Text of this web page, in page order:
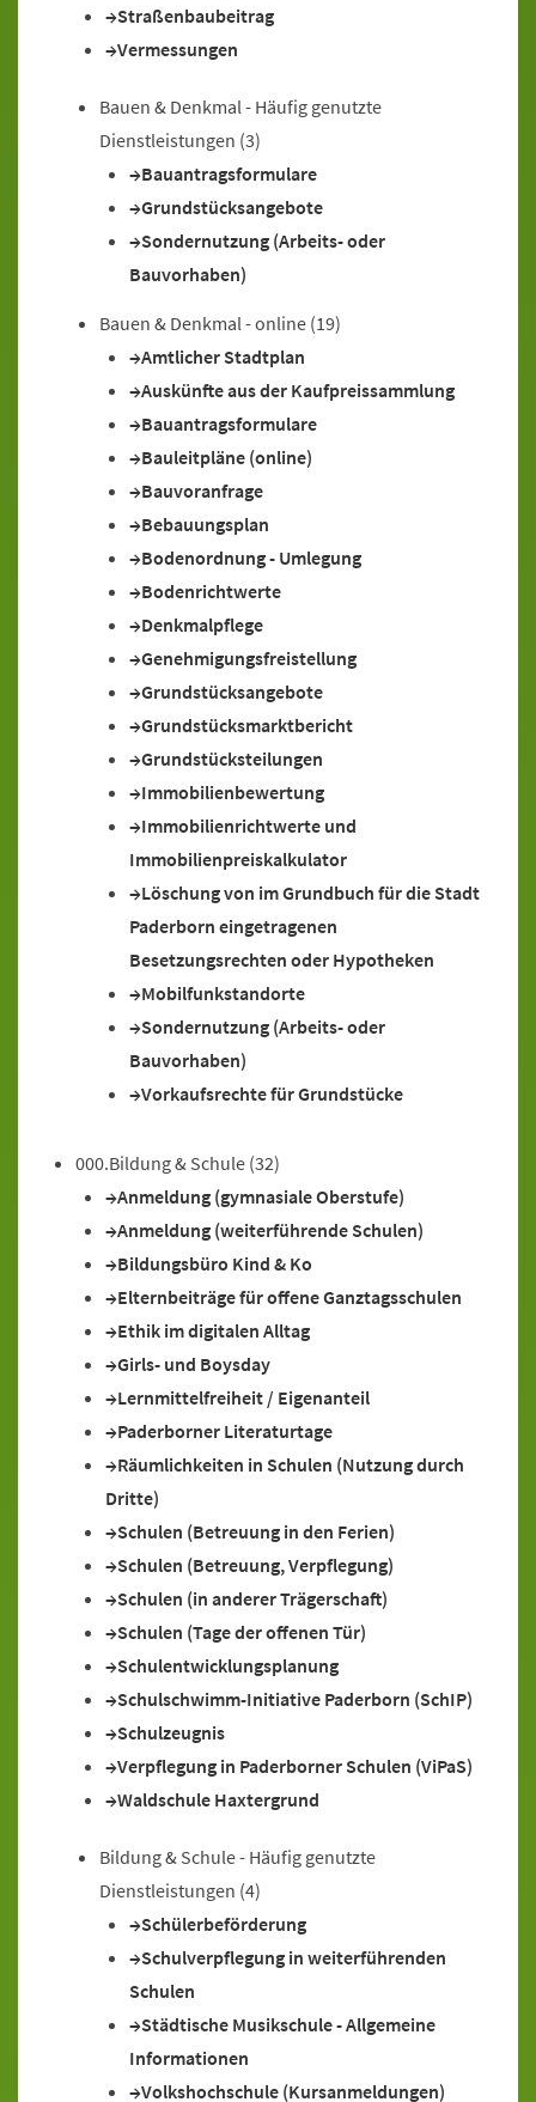
Straßenbaubeitrag
Vermessungen
Bauen & Denkmal - Häufig genutzte
Dienstleistungen (3)
Bauantragsformulare
Grundstücksangebote
Sondernutzung (Arbeits- oder
Bauvorhaben)
Bauen & Denkmal - online (19)
Amtlicher Stadtplan
Auskünfte aus der Kaufpreissammlung
Bauantragsformulare
Bauleitpläne (online)
Bauvoranfrage
Bebauungsplan
Bodenordnung - Umlegung
Bodenrichtwerte
Denkmalpflege
Genehmigungsfreistellung
Grundstücksangebote
Grundstücksmarktbericht
Grundstücksteilungen
Immobilienbewertung
Immobilienrichtwerte und
Immobilienpreiskalkulator
Löschung von im Grundbuch für die Stadt
Paderborn eingetragenen
Besetzungsrechten oder Hypotheken
Mobilfunkstandorte
Sondernutzung (Arbeits- oder
Bauvorhaben)
Vorkaufsrechte für Grundstücke
000.Bildung & Schule (32)
Anmeldung (gymnasiale Oberstufe)
Anmeldung (weiterführende Schulen)
Bildungsbüro Kind & Ko
Elternbeiträge für offene Ganztagsschulen
Ethik im digitalen Alltag
Girls- und Boysday
Lernmittelfreiheit / Eigenanteil
Paderborner Literaturtage
Räumlichkeiten in Schulen (Nutzung durch
Dritte)
Schulen (Betreuung in den Ferien)
Schulen (Betreuung, Verpflegung)
Schulen (in anderer Trägerschaft)
Schulen (Tage der offenen Tür)
Schulentwicklungsplanung
Schulschwimm-Initiative Paderborn (SchIP)
Schulzeugnis
Verpflegung in Paderborner Schulen (ViPaS)
Waldschule Haxtergrund
Bildung & Schule - Häufig genutzte
Dienstleistungen (4)
Schülerbeförderung
Schulverpflegung in weiterführenden
Schulen
Städtische Musikschule - Allgemeine
Informationen
Volkshochschule (Kursanmeldungen)